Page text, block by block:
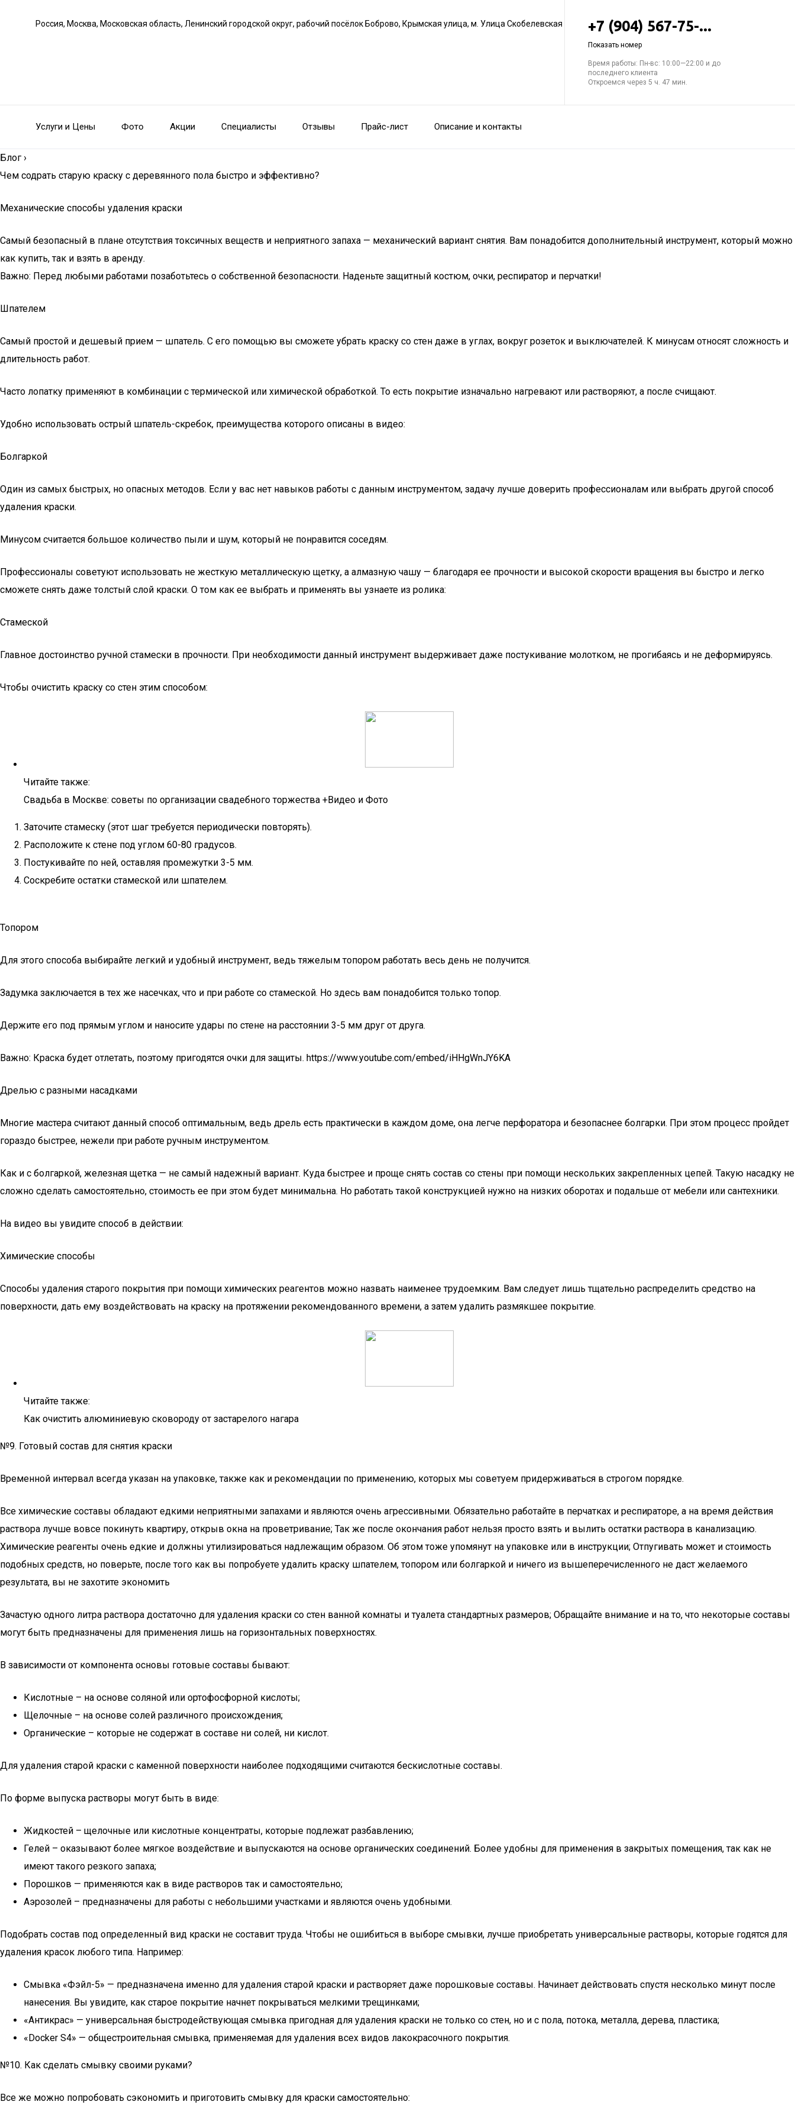
Россия, Москва, Московская область, Ленинский городской округ, рабочий посёлок Боброво, Крымская улица, м. Улица Скобелевская +7 (904) 567-75-...
Показать номер
Время работы: Пн-вс: 10:00—22:00 и до
последнего клиента
Откроемся через 5 ч. 47 мин.
Услуги и Цены Фото Акции Специалисты Отзывы Прайс-лист Описание и контакты
Блог ›
Чем содрать старую краску с деревянного пола быстро и эффективно?
Механические способы удаления краски
Самый безопасный в плане отсутствия токсичных веществ и неприятного запаха — механический вариант снятия. Вам понадобится дополнительный инструмент, который можно
как купить, так и взять в аренду.
Важно: Перед любыми работами позаботьтесь о собственной безопасности. Наденьте защитный костюм, очки, респиратор и перчатки!
Шпателем
Самый простой и дешевый прием — шпатель. С его помощью вы сможете убрать краску со стен даже в углах, вокруг розеток и выключателей. К минусам относят сложность и
длительность работ.
Часто лопатку применяют в комбинации с термической или химической обработкой. То есть покрытие изначально нагревают или растворяют, а после счищают.
Удобно использовать острый шпатель-скребок, преимущества которого описаны в видео:
Болгаркой
Один из самых быстрых, но опасных методов. Если у вас нет навыков работы с данным инструментом, задачу лучше доверить профессионалам или выбрать другой способ
удаления краски.
Минусом считается большое количество пыли и шум, который не понравится соседям.
Профессионалы советуют использовать не жесткую металлическую щетку, а алмазную чашу — благодаря ее прочности и высокой скорости вращения вы быстро и легко
сможете снять даже толстый слой краски. О том как ее выбрать и применять вы узнаете из ролика:
Стамеской
Главное достоинство ручной стамески в прочности. При необходимости данный инструмент выдерживает даже постукивание молотком, не прогибаясь и не деформируясь.
Чтобы очистить краску со стен этим способом:
Читайте также:
Свадьба в Москве: советы по организации свадебного торжества +Видео и Фото
Заточите стамеску (этот шаг требуется периодически повторять).
Расположите к стене под углом 60-80 градусов.
Постукивайте по ней, оставляя промежутки 3-5 мм.
Соскребите остатки стамеской или шпателем.
Топором
Для этого способа выбирайте легкий и удобный инструмент, ведь тяжелым топором работать весь день не получится.
Задумка заключается в тех же насечках, что и при работе со стамеской. Но здесь вам понадобится только топор.
Держите его под прямым углом и наносите удары по стене на расстоянии 3-5 мм друг от друга.
Важно: Краска будет отлетать, поэтому пригодятся очки для защиты. https://www.youtube.com/embed/iHHgWnJY6KA
Дрелью с разными насадками
Многие мастера считают данный способ оптимальным, ведь дрель есть практически в каждом доме, она легче перфоратора и безопаснее болгарки. При этом процесс пройдет
гораздо быстрее, нежели при работе ручным инструментом.
Как и с болгаркой, железная щетка — не самый надежный вариант. Куда быстрее и проще снять состав со стены при помощи нескольких закрепленных цепей. Такую насадку не
сложно сделать самостоятельно, стоимость ее при этом будет минимальна. Но работать такой конструкцией нужно на низких оборотах и подальше от мебели или сантехники.
На видео вы увидите способ в действии:
Химические способы
Способы удаления старого покрытия при помощи химических реагентов можно назвать наименее трудоемким. Вам следует лишь тщательно распределить средство на
поверхности, дать ему воздействовать на краску на протяжении рекомендованного времени, а затем удалить размякшее покрытие.
Читайте также:
Как очистить алюминиевую сковороду от застарелого нагара
№9. Готовый состав для снятия краски
Временной интервал всегда указан на упаковке, также как и рекомендации по применению, которых мы советуем придерживаться в строгом порядке.
Все химические составы обладают едкими неприятными запахами и являются очень агрессивными. Обязательно работайте в перчатках и респираторе, а на время действия
раствора лучше вовсе покинуть квартиру, открыв окна на проветривание; Так же после окончания работ нельзя просто взять и вылить остатки раствора в канализацию.
Химические реагенты очень едкие и должны утилизироваться надлежащим образом. Об этом тоже упомянут на упаковке или в инструкции; Отпугивать может и стоимость
подобных средств, но поверьте, после того как вы попробуете удалить краску шпателем, топором или болгаркой и ничего из вышеперечисленного не даст желаемого
результата, вы не захотите экономить
Зачастую одного литра раствора достаточно для удаления краски со стен ванной комнаты и туалета стандартных размеров; Обращайте внимание и на то, что некоторые составы
могут быть предназначены для применения лишь на горизонтальных поверхностях.
В зависимости от компонента основы готовые составы бывают:
Кислотные – на основе соляной или ортофосфорной кислоты;
Щелочные – на основе солей различного происхождения;
Органические – которые не содержат в составе ни солей, ни кислот.
Для удаления старой краски с каменной поверхности наиболее подходящими считаются бескислотные составы.
По форме выпуска растворы могут быть в виде:
Жидкостей – щелочные или кислотные концентраты, которые подлежат разбавлению;
Гелей – оказывают более мягкое воздействие и выпускаются на основе органических соединений. Более удобны для применения в закрытых помещения, так как не
имеют такого резкого запаха;
Порошков — применяются как в виде растворов так и самостоятельно;
Аэрозолей – предназначены для работы с небольшими участками и являются очень удобными.
Подобрать состав под определенный вид краски не составит труда. Чтобы не ошибиться в выборе смывки, лучше приобретать универсальные растворы, которые годятся для
удаления красок любого типа. Например:
Смывка «Фэйл-5» — предназначена именно для удаления старой краски и растворяет даже порошковые составы. Начинает действовать спустя несколько минут после
нанесения. Вы увидите, как старое покрытие начнет покрываться мелкими трещинками;
«Антикрас» — универсальная быстродействующая смывка пригодная для удаления краски не только со стен, но и с пола, потока, металла, дерева, пластика;
«Docker S4» — общестроительная смывка, применяемая для удаления всех видов лакокрасочного покрытия.
№10. Как сделать смывку своими руками?
Все же можно попробовать сэкономить и приготовить смывку для краски самостоятельно: